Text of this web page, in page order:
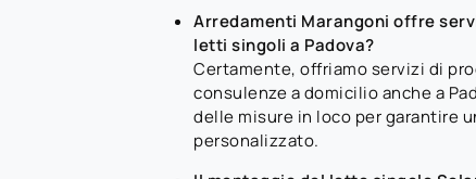
Arredamenti Marangoni offre
letti singoli a Padova?
Certamente, offriamo servizi di
consulenze a domicilio anche a
delle misure in loco per garantire
personalizzato.